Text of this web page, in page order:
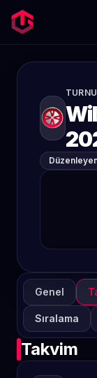
Genel
Sıralama
Takvim